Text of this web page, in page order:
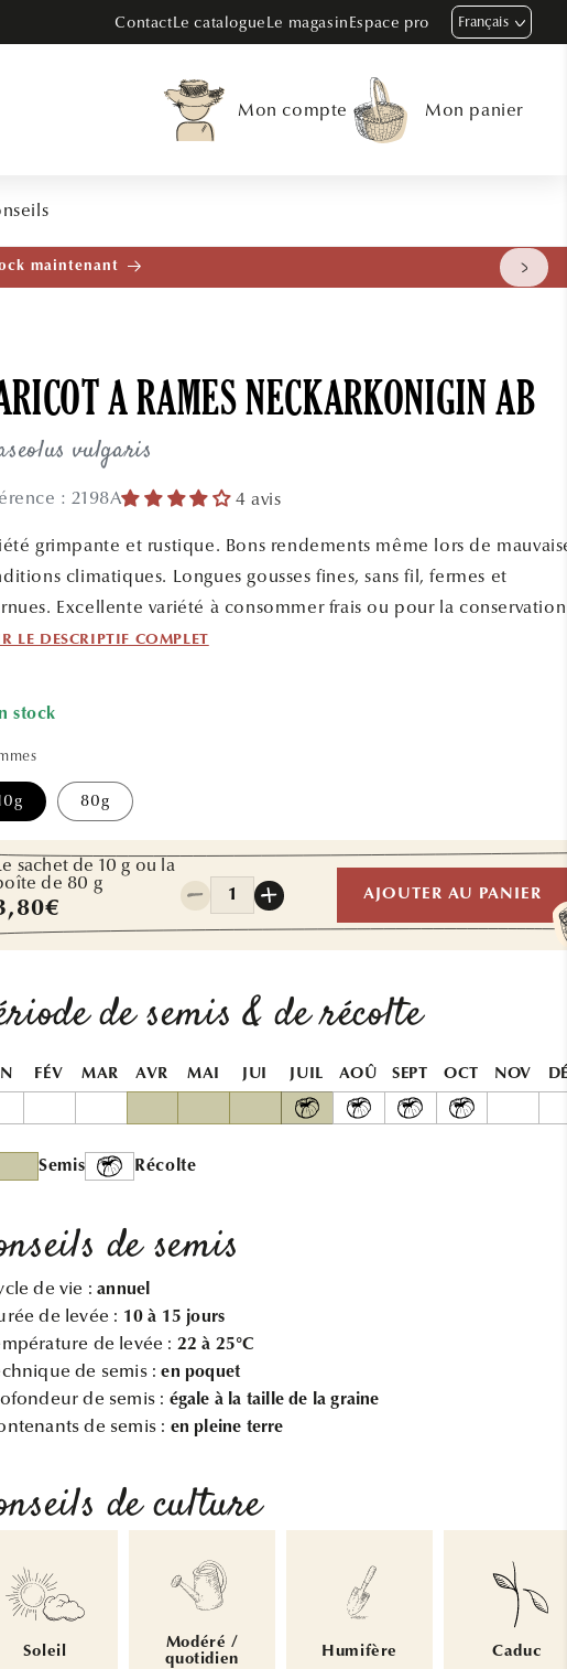
ContactLe catalogueLe magasinEspace pro Français
Mon compte Mon panier
maintenant
A RAMES NECKARKONIGIN AB
vulgaris
: 2198A 4 avis
grimpante et rustique. Bons rendements même lors de
climatiques. Longues gousses fines, sans fil, fermes et
Excellente variété à consommer frais ou pour la
LE DESCRIPTIF COMPLET
stock
80g
sachet de 10 g ou la
de 80 g
Quantité
Réduire
la
quantité
HARICOT
A
NECKARKONIGIN
AB
Augmenter
la
quantité
HARICOT
A
NECKARKONIGIN
AB
AJOUTER AU PANIER
de semis & de récolte
FÉV MAR AVR MAI JUI JUIL AOÛ SEPT OCT NOV
Semis Récolte
de semis
de vie :annuel
de levée : 10 à 15 jours
de levée : 22 à 25°C
de semis :en poquet
de semis : égale à la taille de la graine
de semis : en pleine terre
de culture
Soleil
Modéré /
quotidien
Humifère Caduc